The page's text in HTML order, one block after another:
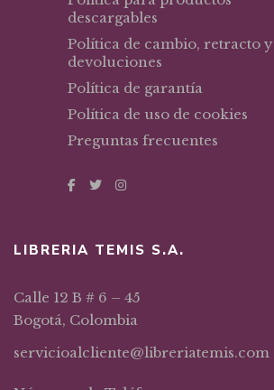
descargables
Política de cambio, retracto y
devoluciones
Política de garantía
Política de uso de cookies
Preguntas frecuentes
LIBRERIA TEMIS S.A.
Calle 12 B # 6 – 45
Bogotá, Colombia
servicioalcliente@libreriatemis.com